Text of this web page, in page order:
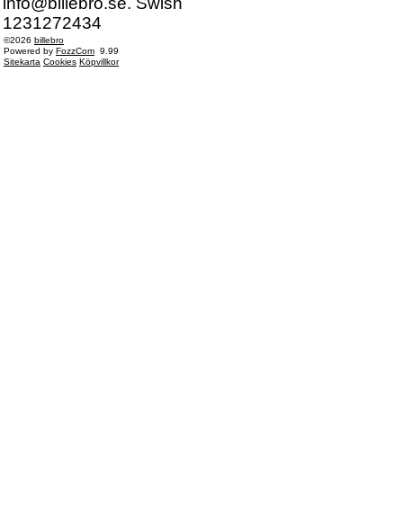
1231272434
©2026 billebro
Powered by FozzCom 9.99
Sitekarta Cookies Köpvillkor